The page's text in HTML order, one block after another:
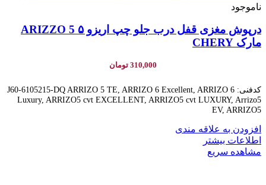
ناموجود
درپوش مغزی قفل درب جلو چپ اریزو ۵ ARIZZO 5
مارک CHERY
310,000 تومان
کدفنی: J60-6105215-DQ ARRIZO 5 TE, ARRIZO 6 Excellent, ARRIZO 6
Luxury, ARRIZO5 cvt EXCELLENT, ARRIZO5 cvt LUXURY, Arrizo5
EV, ARRIZO5
افزودن به علاقه مندی
اطلاعات بیشتر
مشاهده سریع